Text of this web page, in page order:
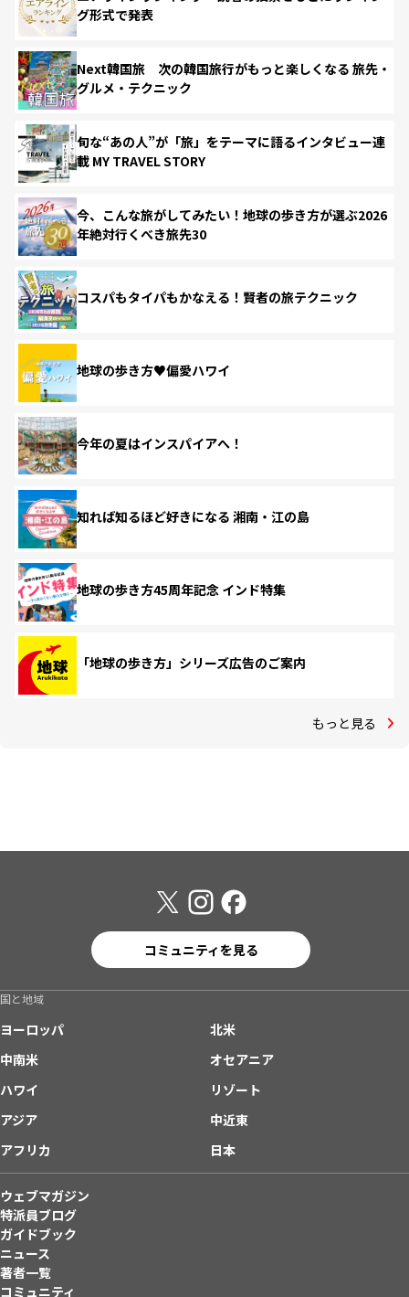
グ形式で発表
Next韓国旅 次の韓国旅行がもっと楽しくなる 旅先・
グルメ・テクニック
旬な“あの人”が「旅」をテーマに語るインタビュー連
載 MY TRAVEL STORY
今、こんな旅がしてみたい！地球の歩き方が選ぶ2026
年絶対行くべき旅先30
コスパもタイパもかなえる！賢者の旅テクニック
地球の歩き方♥偏愛ハワイ
今年の夏はインスパイアへ！
知れば知るほど好きになる 湘南・江の島
地球の歩き方45周年記念 インド特集
「地球の歩き方」シリーズ広告のご案内
もっと見る
コミュニティを見る
国と地域
ヨーロッパ
北米
中南米
オセアニア
ハワイ
リゾート
アジア
中近東
アフリカ
日本
ウェブマガジン
特派員ブログ
ガイドブック
ニュース
著者一覧
コミュニティ